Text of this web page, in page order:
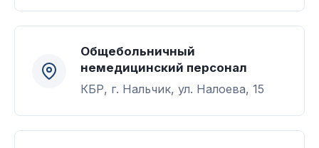
Общебольничный
немедицинский персонал
КБР, г. Нальчик, ул. Налоева, 15